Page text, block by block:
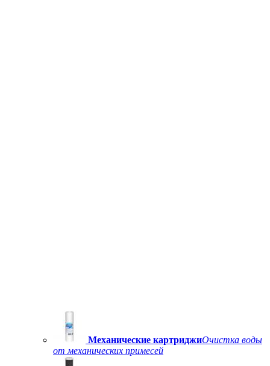
Механические картриджиОчистка воды
от механических примесей